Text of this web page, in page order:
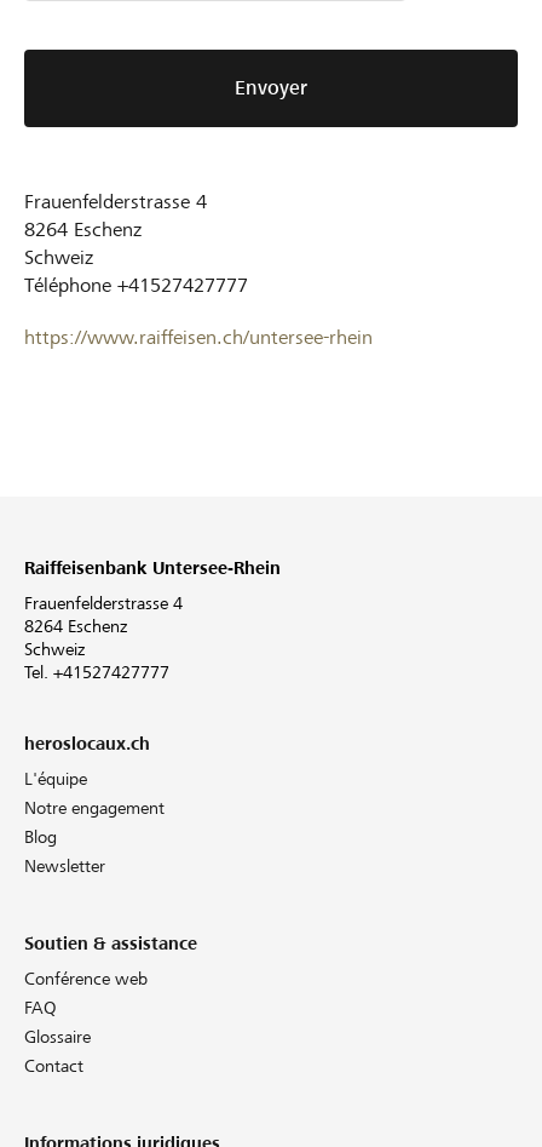
Envoyer
Frauenfelderstrasse 4
8264 Eschenz
Schweiz
Téléphone +41527427777
https://www.raiffeisen.ch/untersee-rhein
Raiffeisenbank Untersee-Rhein
Frauenfelderstrasse 4
8264 Eschenz
Schweiz
Tel. +41527427777
heroslocaux.ch
L'équipe
Notre engagement
Blog
Newsletter
Soutien & assistance
Conférence web
FAQ
Glossaire
Contact
Informations juridiques